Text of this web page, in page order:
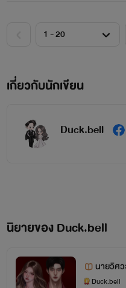
เกี่ยวกับนักเขียน
Duck.bell
นิยายของ Duck.bell
นายวิศว
Duck.bell